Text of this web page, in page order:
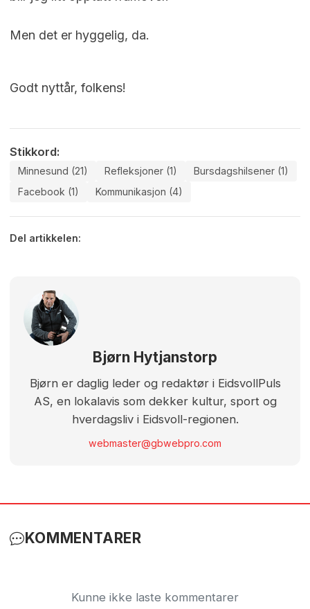
Men det er hyggelig, da.
Godt nyttår, folkens!
Stikkord:
Minnesund (21) Refleksjoner (1)
Bursdagshilsener (1)
Facebook (1)
Kommunikasjon (4)
Del artikkelen:
Bjørn Hytjanstorp
Bjørn er daglig leder og redaktør i EidsvollPuls
AS, en lokalavis som dekker kultur, sport og
hverdagsliv i Eidsvoll-regionen.
webmaster@gbwebpro.com
KOMMENTARER
Kunne ikke laste kommentarer